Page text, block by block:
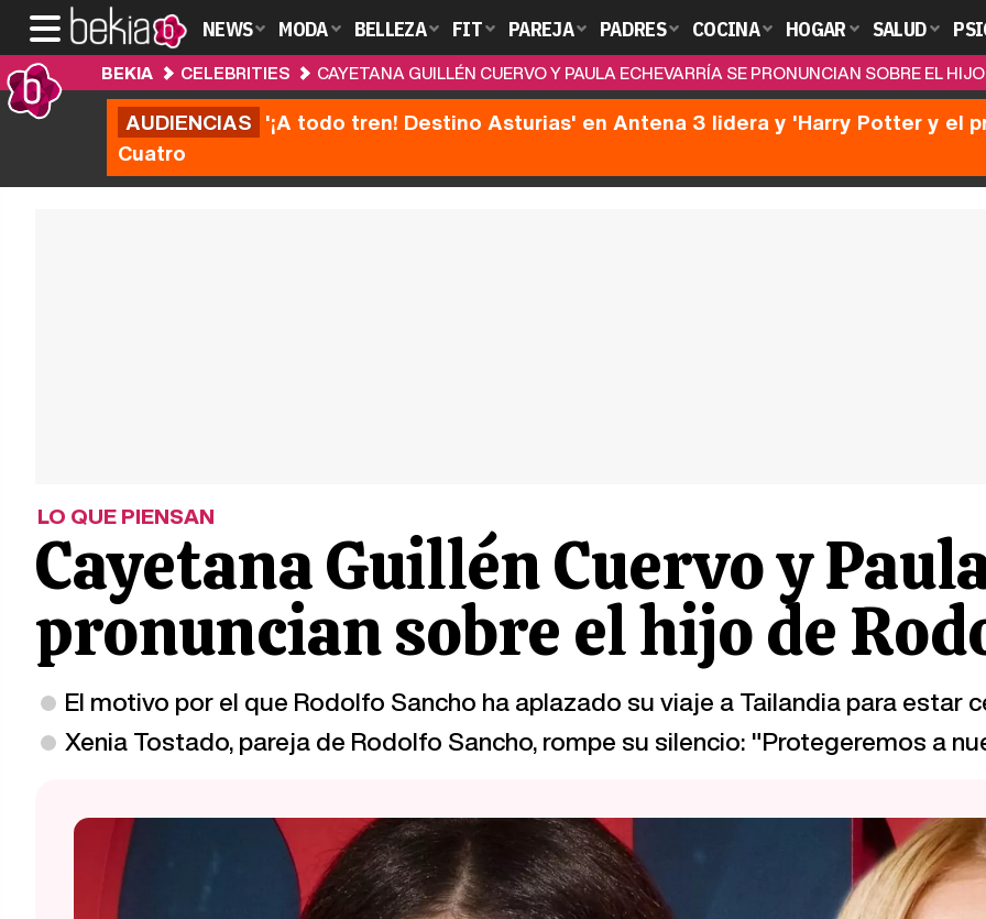
NEWS MODA BELLEZA FIT PAREJA PADRES COCINA HOGAR SALUD
BEKIA CELEBRITIES CAYETANA GUILLÉN CUERVO Y PAULA ECHEVARRÍA SE PRONUNCIAN SOBRE EL
AUDIENCIAS '¡A todo tren! Destino Asturias' en Antena 3 lidera y 'Harry Potter y el
Cuatro
LO QUE PIENSAN
Cayetana Guillén Cuervo y
pronuncian sobre el hijo de
El motivo por el que Rodolfo Sancho ha aplazado su viaje a Tailandia para estar
Xenia Tostado, pareja de Rodolfo Sancho, rompe su silencio: "Protegeremos a